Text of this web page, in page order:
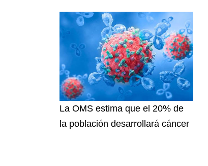
La OMS estima que el 20% de
la población desarrollará cáncer